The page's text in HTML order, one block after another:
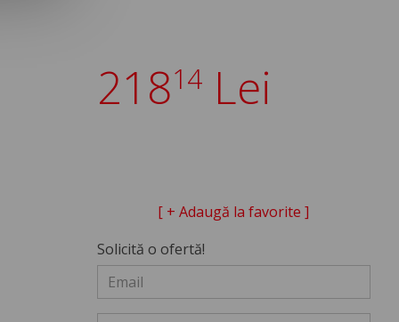
21814Lei
[ + Adaugă la favorite ]
Solicită o ofertă!